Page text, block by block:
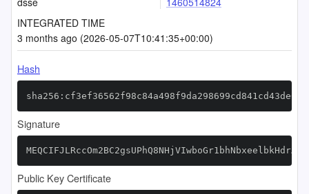
INTEGRATED TIME
3 months ago (2026-05-07T10:41:35+00:00)
Hash
Signature
Public Key Certificate